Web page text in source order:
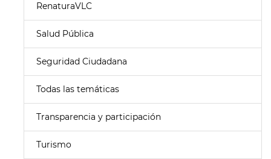
RenaturaVLC
Salud Pública
Seguridad Ciudadana
Todas las temáticas
Transparencia y participación
Turismo